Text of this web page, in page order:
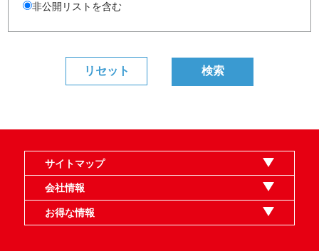
非公開リストを含む
サイトマップ
オンラインショップ
買取
記事
選手一覧
デッキ検索
デッキ構築
イベント・大会
店舗のご案内
お問い合わせ
ヘルプ
FAQ
会社情報
利用規約
スタッフ募集
特定商取引法表示
個人情報保護指針
企業情報
お得な情報